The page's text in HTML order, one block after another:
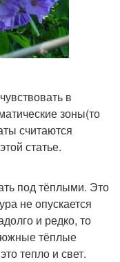
в
зоны(то
считаются
статье.
под тёплыми. Это
не опускается
и редко, то
южные тёплые
тепло и свет.